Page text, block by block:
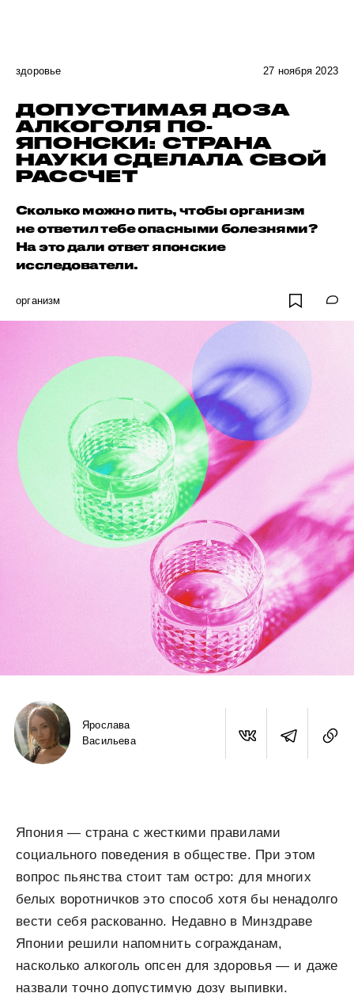
здоровье 27 ноября 2023
ДОПУСТИМАЯ ДОЗА
АЛКОГОЛЯ ПО-
ЯПОНСКИ: СТРАНА
НАУКИ СДЕЛАЛА СВОЙ
РАССЧЕТ
Сколько можно пить, чтобы организм
не ответил тебе опасными болезнями?
На это дали ответ японские
исследователи.
организм
Ярослава
Васильева
Япония — страна с жесткими правилами
социального поведения в обществе. При этом
вопрос пьянства стоит там остро: для многих
белых воротничков это способ хотя бы ненадолго
вести себя раскованно. Недавно в Минздраве
Японии решили напомнить согражданам,
насколько алкоголь опсен для здоровья — и даже
назвали точно допустимую дозу выпивки.